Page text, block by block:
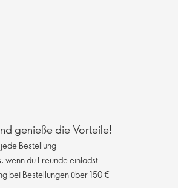
genieße die Vorteile!
Bestellung
wenn du Freunde einlädst
bei Bestellungen über 150 €